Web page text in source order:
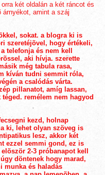
két oldalán a két ráncot és
árnyékot, amint a száj
sokat. a blogra ki is
szeretéjõvel, hogy értékeli,
telefonja és nem kell
aki hívja. szerette
még tabula rasa,
kíván tudni semmit róla,
a csalódás várta.
pillanatot, amíg lassan,
remélem nem hagyod
kezd, holnap
ki, lehet olyan szöveg is
lesz, akkor két
ezzel semmi gond, ez is
2-3 próbanapot kell
döntenek hogy marad,
munka és haladás